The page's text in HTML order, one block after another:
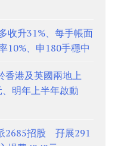
收升31%、每手帳面
、申180手穩中
香港及英國兩地上
明年上半年啟動
2685招股 孖展291